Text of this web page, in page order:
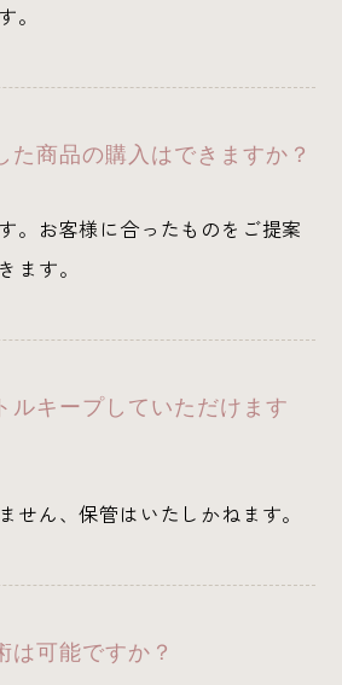
。
た商品の購入はできますか？
。お客様に合ったものをご提案
ます。
ルキープしていただけます
せん、保管はいたしかねます。
は可能ですか？